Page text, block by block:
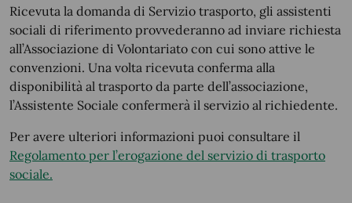
Ricevuta la domanda di Servizio trasporto, gli assistenti
sociali di riferimento provvederanno ad inviare richiesta
all’Associazione di Volontariato con cui sono attive le
convenzioni. Una volta ricevuta conferma alla
disponibilità al trasporto da parte dell’associazione,
l’Assistente Sociale confermerà il servizio al richiedente.
Per avere ulteriori informazioni puoi consultare il
Regolamento per l’erogazione del servizio di trasporto
sociale.